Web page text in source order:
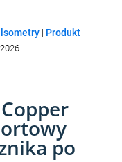
| Produkt
po